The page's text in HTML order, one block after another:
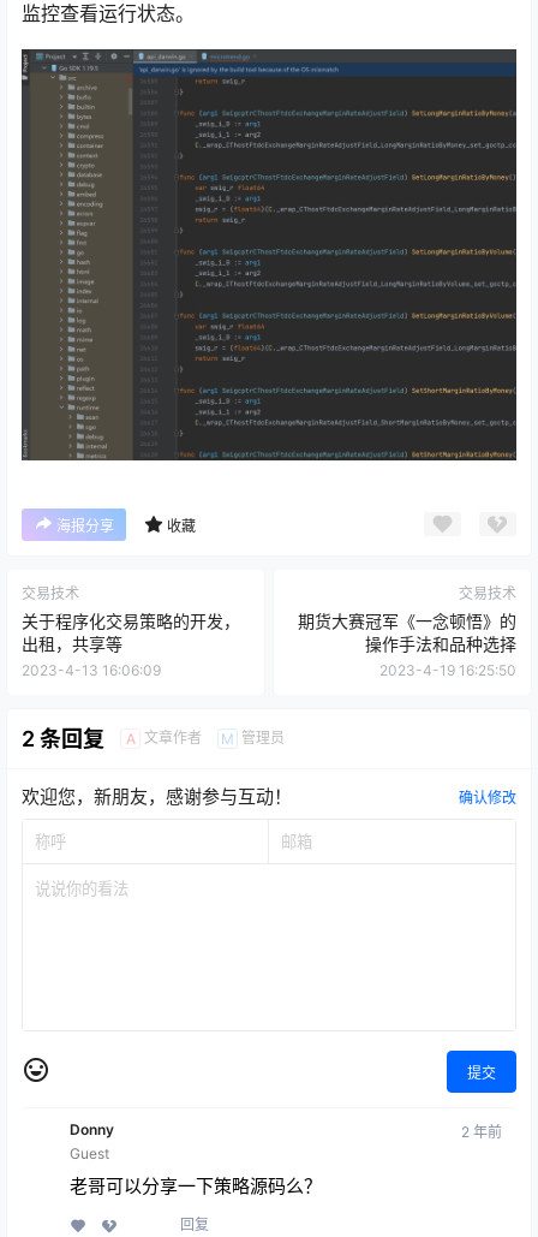
监控查看运行状态。
海报分享 收藏
交易技术
关于程序化交易策略的开发，
出租，共享等
2023-4-13 16:06:09
交易技术
期货大赛冠军《一念顿悟》的
操作手法和品种选择
2023-4-19 16:25:50
2 条回复 A 文章作者 M 管理员
欢迎您，新朋友，感谢参与互动！ 确认修改
提交
Donny
Guest
2 年前
老哥可以分享一下策略源码么？
回复